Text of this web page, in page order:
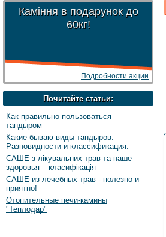
Каміння в подарунок до
60кг!
Подробности акции
Почитайте статьи:
Как правильно пользоваться
тандыром
Какие бываю виды тандыров.
Разновидности и классификация.
САШЕ з лікувальних трав та наше
здоровья – класифікація
САШЕ из лечебных трав - полезно и
приятно!
Отопительные печи-камины
"Теплодар"